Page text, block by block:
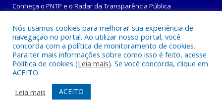
Conheça o PNTP e o Radar da Transparência Pública
Todos os direitos reservados a Prefeitura Municipal de
Maracanã.
Mapa do Site
Acessar Área Administrativa
Acessar Webmail
Nós usamos cookies para melhorar sua experiência de
navegação no portal. Ao utilizar nosso portal, você
concorda com a política de monitoramento de cookies.
Para ter mais informações sobre como isso é feito, acesse
Política de cookies (Leia mais). Se você concorda, clique em
ACEITO.
Leia mais
ACEITO